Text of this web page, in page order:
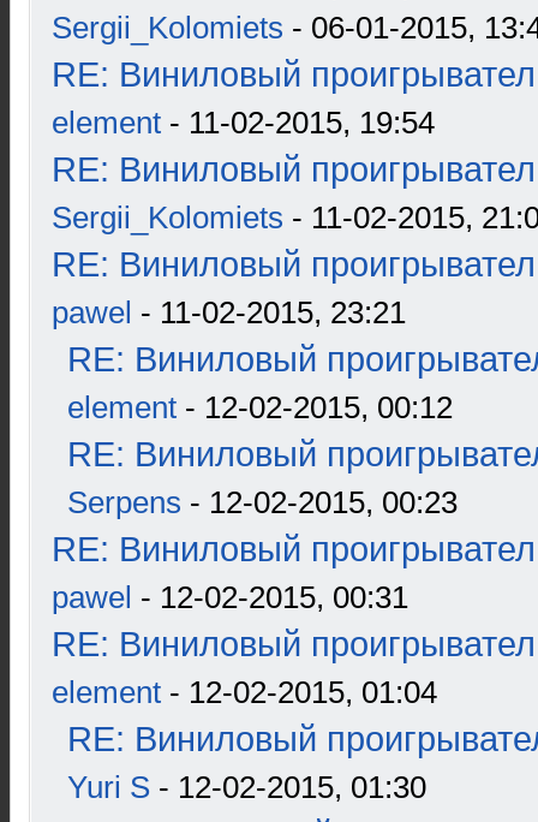
Sergii_Kolomiets - 06-01-2015,
RE: Виниловый
element - 11-02-2015, 19:54
RE: Виниловый
Sergii_Kolomiets - 11-02-2015,
RE: Виниловый
pawel - 11-02-2015, 23:21
RE: Виниловый
element - 12-02-2015, 00:12
RE: Виниловый
Serpens - 12-02-2015, 00:23
RE: Виниловый
pawel - 12-02-2015, 00:31
RE: Виниловый
element - 12-02-2015, 01:04
RE: Виниловый
Yuri S - 12-02-2015, 01:30